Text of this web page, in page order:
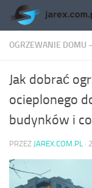
Skip to content
OGRZEWANIE DOMU
Jak dobrać
ocieplonego
budynków i
PRZEZ JAREX.COM.PL ·